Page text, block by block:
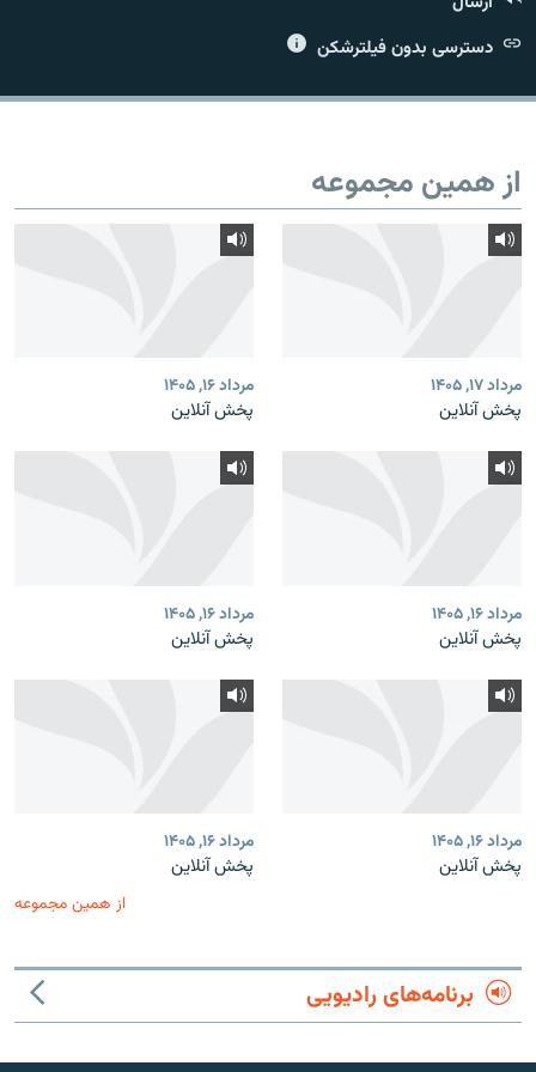
دسترسی بدون فیلترشکن
از همین مجموعه
مرداد ۱۷, ۱۴۰۵
پخش آنلاین
مرداد ۱۶, ۱۴۰۵
پخش آنلاین
مرداد ۱۶, ۱۴۰۵
پخش آنلاین
مرداد ۱۶, ۱۴۰۵
پخش آنلاین
مرداد ۱۶, ۱۴۰۵
پخش آنلاین
مرداد ۱۶, ۱۴۰۵
پخش آنلاین
از همین مجموعه
برنامه‌های رادیویی